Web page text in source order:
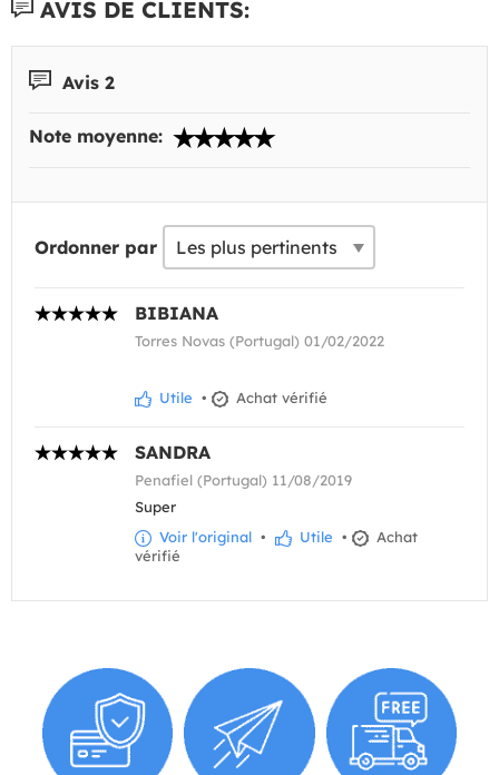
AVIS DE CLIENTS:
Avis 2
Note moyenne:
Ordonner par
BIBIANA
Torres Novas (Portugal) 01/02/2022
Utile • Achat vérifié
SANDRA
Penafiel (Portugal) 11/08/2019
Super
Voir l'original • Utile •
Achat
vérifié